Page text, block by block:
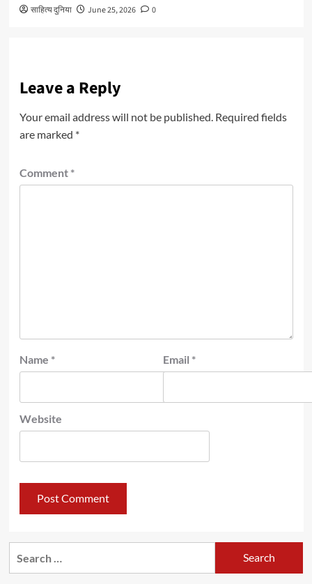
साहित्य दुनिया June 25, 2026 0
Leave a Reply
Your email address will not be published. Required fields
are marked *
Comment *
Name * Email *
Website